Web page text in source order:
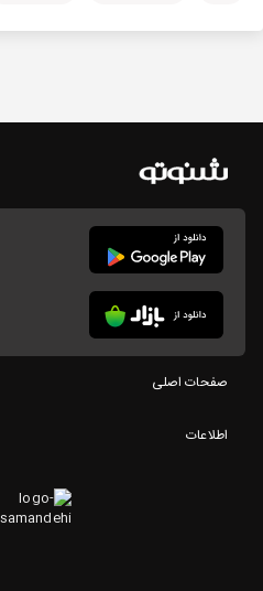
صفحات اصلی
اطلاعات